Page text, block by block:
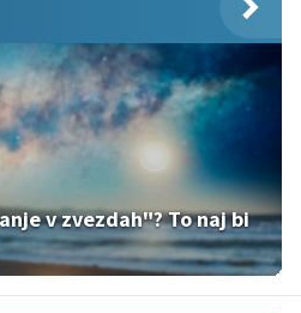
v zvezdah"? To naj bi